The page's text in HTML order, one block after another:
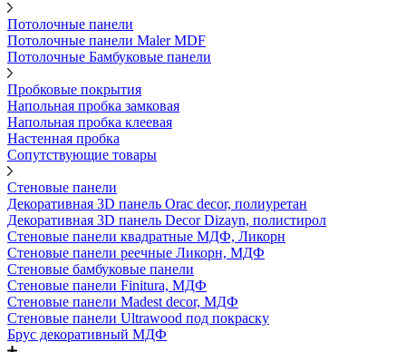
Потолочные панели
Потолочные панели Maler MDF
Потолочные Бамбуковые панели
Пробковые покрытия
Напольная пробка замковая
Напольная пробка клеевая
Настенная пробка
Сопутствующие товары
Стеновые панели
Декоративная 3D панель Orac decor, полиуретан
Декоративная 3D панель Decor Dizayn, полистирол
Стеновые панели квадратные МДФ, Ликорн
Стеновые панели реечные Ликорн, МДФ
Стеновые бамбуковые панели
Стеновые панели Finitura, МДФ
Стеновые панели Madest decor, МДФ
Стеновые панели Ultrawood под покраску
Брус декоративный МДФ